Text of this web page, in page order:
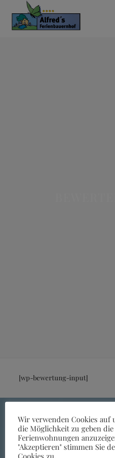
[wp-bewertung-input]
Alfreds Ferienbauerhof
Wir verwenden Cookies auf
die Möglichkeit zu geben
Ferienwohnungen
"Akzeptieren" stimmen Sie
Cookies zu.